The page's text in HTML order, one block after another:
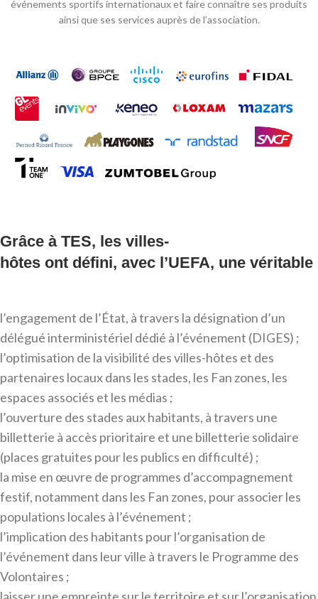
événements sportifs internationaux et faire connaître ses produits
ainsi que ses services auprès de l’association.
Grâce à TES, les villes-
hôtes ont défini, avec l’UEFA, une véritable
l’engagement de l’État, à travers la désignation d’un
délégué interministériel dédié à l’événement (DIGES) ;
l’optimisation de la visibilité des villes-hôtes et des
partenaires locaux dans les stades, les Fan zones, les
espaces associés et les médias ;
l’ouverture des stades aux habitants, à travers une
billetterie à accès prioritaire et une billetterie solidaire
(places gratuites pour les publics en difficulté) ;
la mise en œuvre de programmes d’accompagnement
festif, notamment dans les Fan zones, pour associer les
populations locales à l’événement ;
l’implication des habitants pour l’organisation de
l’événement dans leur ville à travers le Programme des
Volontaires ;